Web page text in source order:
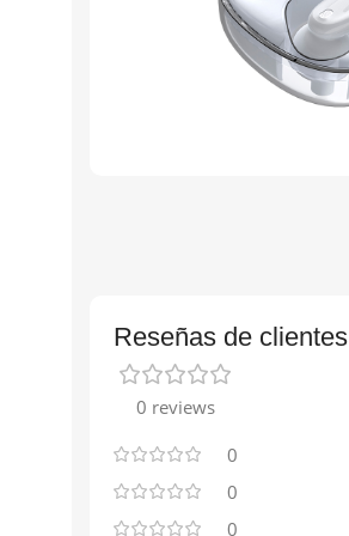
Reseñas de clientes
0 reviews
0
0
0